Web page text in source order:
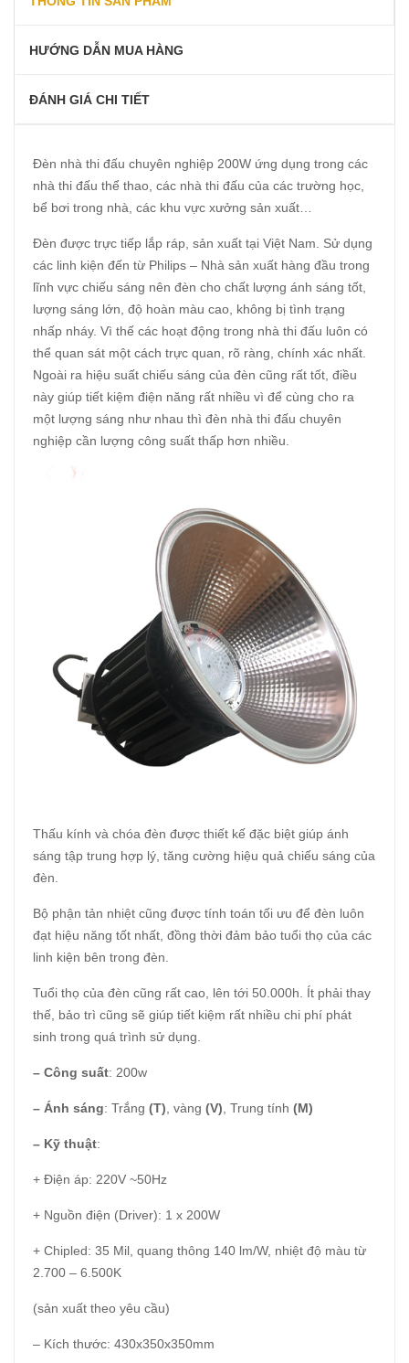
HƯỚNG DẪN MUA HÀNG
ĐÁNH GIÁ CHI TIẾT
Đèn nhà thi đấu chuyên nghiệp 200W ứng dụng trong các
nhà thi đấu thể thao, các nhà thi đấu của các trường học,
bể bơi trong nhà, các khu vực xưởng sản xuất…
Đèn được trực tiếp lắp ráp, sản xuất tại Việt Nam. Sử dụng
các linh kiện đến từ Philips – Nhà sản xuất hàng đầu trong
lĩnh vực chiếu sáng nên đèn cho chất lượng ánh sáng tốt,
lượng sáng lớn, độ hoàn màu cao, không bị tình trạng
nhấp nháy. Vì thế các hoạt động trong nhà thi đấu luôn có
thể quan sát một cách trực quan, rõ ràng, chính xác nhất.
Ngoài ra hiệu suất chiếu sáng của đèn cũng rất tốt, điều
này giúp tiết kiệm điện năng rất nhiều vì để cùng cho ra
một lượng sáng như nhau thì đèn nhà thi đấu chuyên
nghiệp cần lượng công suất thấp hơn nhiều.
Thấu kính và chóa đèn được thiết kế đặc biệt giúp ánh
sáng tập trung hợp lý, tăng cường hiệu quả chiếu sáng của
đèn.
Bộ phận tản nhiệt cũng được tính toán tối ưu để đèn luôn
đạt hiệu năng tốt nhất, đồng thời đảm bảo tuổi thọ của các
linh kiện bên trong đèn.
Tuổi thọ của đèn cũng rất cao, lên tới 50.000h. Ít phải thay
thế, bảo trì cũng sẽ giúp tiết kiệm rất nhiều chi phí phát
sinh trong quá trình sử dụng.
– Công suất: 200w
– Ánh sáng: Trắng (T) , vàng (V) , Trung tính (M)
– Kỹ thuật:
+ Điện áp: 220V ~50Hz
+ Nguồn điện (Driver): 1 x 200W
+ Chipled: 35 Mil, quang thông 140 lm/W, nhiệt độ màu từ
2.700 – 6.500K
(sản xuất theo yêu cầu)
– Kích thước: 430x350x350mm